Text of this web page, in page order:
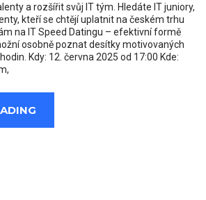
a rozšířit svůj IT tým. Hledáte IT juniory,
kteří se chtějí uplatnit na českém trhu
na IT Speed Datingu – efektivní formě
osobně poznat desítky motivovaných
Kdy: 12. června 2025 od 17:00 Kde: